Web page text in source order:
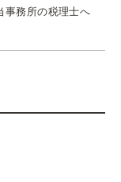
事務所の税理士へ